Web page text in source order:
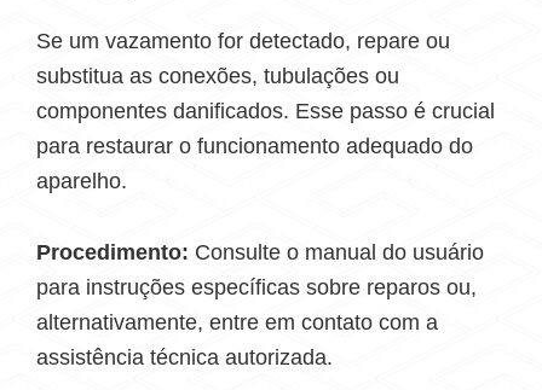
Se um vazamento for detectado, repare ou
substitua as conexões, tubulações ou
componentes danificados. Esse passo é crucial
para restaurar o funcionamento adequado do
aparelho.
Procedimento: Consulte o manual do usuário
para instruções específicas sobre reparos ou,
alternativamente, entre em contato com a
assistência técnica autorizada.